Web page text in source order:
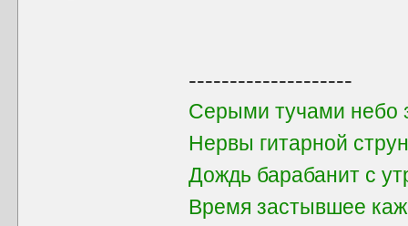
--------------------
Серыми тучами небо
Нервы гитарной
Дождь барабанит с
Время застывшее